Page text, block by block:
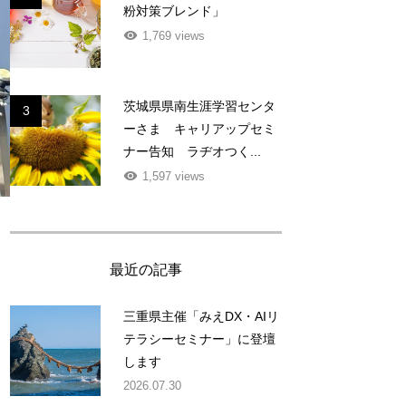
粉対策ブレンド」
1,769 views
3
茨城県県南生涯学習センタ
ーさま キャリアップセミ
ナー告知 ラヂオつく...
1,597 views
最近の記事
三重県主催「みえDX・AIリ
テラシーセミナー」に登壇
します
2026.07.30